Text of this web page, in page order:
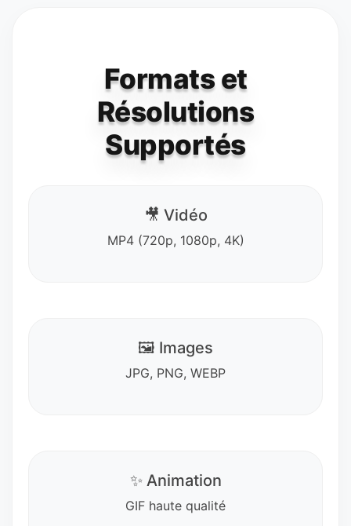
Formats et
Résolutions
Supportés
🎥 Vidéo
MP4 (720p, 1080p, 4K)
🖼️ Images
JPG, PNG, WEBP
✨ Animation
GIF haute qualité